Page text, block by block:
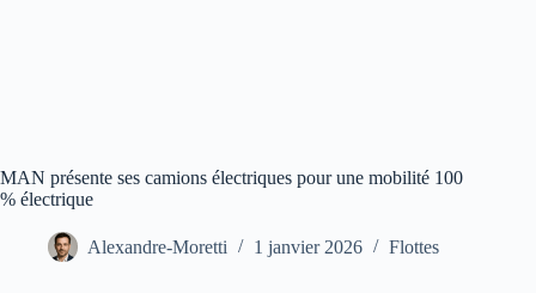
MAN présente ses camions électriques pour une mobilité 100
% électrique
Alexandre-Moretti 1 janvier 2026 Flottes